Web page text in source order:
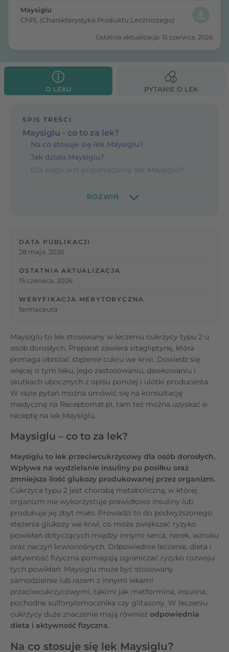
Maysiglu
ChPL (Charakterystyka Produktu Leczniczego)
Ostatnia aktualizacja: 15 czerwca, 2026
O LEKU PYTANIE O LEK
SPIS TREŚCI
Maysiglu - co to za lek?
Na co stosuje się lek Maysiglu?
Jak działa Maysiglu?
Dla kogo jest przeznaczony lek Maysiglu?
DATA PUBLIKACJI
28 maja, 2026
OSTATNIA AKTUALIZACJA
15 czerwca, 2026
WERYFIKACJA MERYTORYCZNA
farmaceuta
Maysiglu to lek stosowany w leczeniu cukrzycy typu 2 u
osób dorosłych. Preparat zawiera sitagliptynę, która
pomaga obniżać stężenie cukru we krwi. Dowiedz się
więcej o tym leku, jego zastosowaniu, dawkowaniu i
skutkach ubocznych z opisu poniżej i ulotki producenta.
W razie pytań można umówić się na konsultację
medyczną na Receptomat.pl, tam też można uzyskać e-
receptę na lek Maysiglu.
Maysiglu – co to za lek?
Maysiglu to lek przeciwcukrzycowy dla osób dorosłych.
Wpływa na wydzielanie insuliny po posiłku oraz
zmniejsza ilość glukozy produkowanej przez organizm.
Cukrzyca typu 2 jest chorobą metaboliczną, w której
organizm nie wykorzystuje prawidłowo insuliny lub
produkuje jej zbyt mało. Prowadzi to do podwyższonego
stężenia glukozy we krwi, co może zwiększać ryzyko
powikłań dotyczących między innymi serca, nerek, wzroku
oraz naczyń krwionośnych. Odpowiednie leczenie, dieta i
aktywność fizyczna pomagają ograniczać ryzyko rozwoju
tych powikłań. Maysiglu może być stosowany
samodzielnie lub razem z innymi lekami
przeciwcukrzycowymi, takimi jak metformina, insulina,
pochodne sulfonylomocznika czy glitazony. W leczeniu
cukrzycy duże znaczenie mają również odpowiednia
dieta i aktywność fizyczna.
Na co stosuje się lek Maysiglu?